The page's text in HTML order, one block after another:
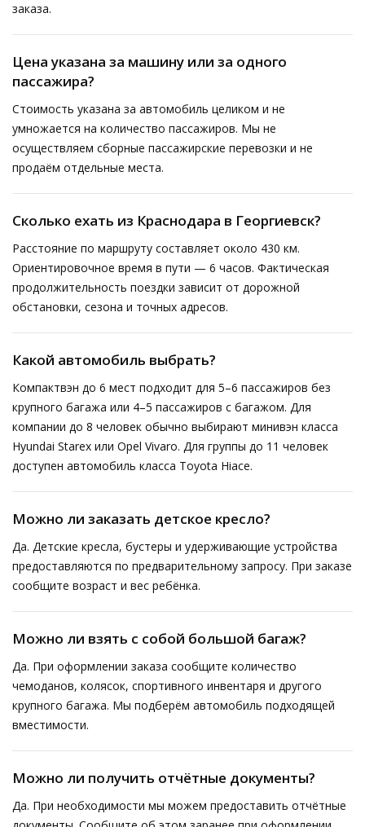
заказа.
Цена указана за машину или за одного
пассажира?
Стоимость указана за автомобиль целиком и не
умножается на количество пассажиров. Мы не
осуществляем сборные пассажирские перевозки и не
продаём отдельные места.
Сколько ехать из Краснодара в Георгиевск?
Расстояние по маршруту составляет около 430 км.
Ориентировочное время в пути — 6 часов. Фактическая
продолжительность поездки зависит от дорожной
обстановки, сезона и точных адресов.
Какой автомобиль выбрать?
Компактвэн до 6 мест подходит для 5–6 пассажиров без
крупного багажа или 4–5 пассажиров с багажом. Для
компании до 8 человек обычно выбирают минивэн класса
Hyundai Starex или Opel Vivaro. Для группы до 11 человек
доступен автомобиль класса Toyota Hiace.
Можно ли заказать детское кресло?
Да. Детские кресла, бустеры и удерживающие устройства
предоставляются по предварительному запросу. При заказе
сообщите возраст и вес ребёнка.
Можно ли взять с собой большой багаж?
Да. При оформлении заказа сообщите количество
чемоданов, колясок, спортивного инвентаря и другого
крупного багажа. Мы подберём автомобиль подходящей
вместимости.
Можно ли получить отчётные документы?
Да. При необходимости мы можем предоставить отчётные